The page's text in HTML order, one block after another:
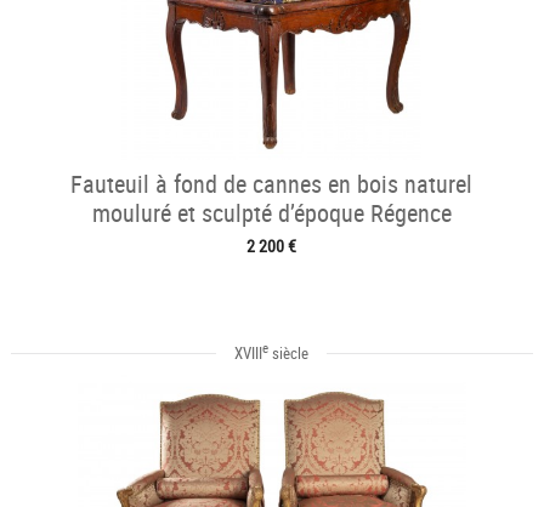
Fauteuil à fond de cannes en bois naturel
mouluré et sculpté d’époque Régence
2 200 €
XVIIIe siècle